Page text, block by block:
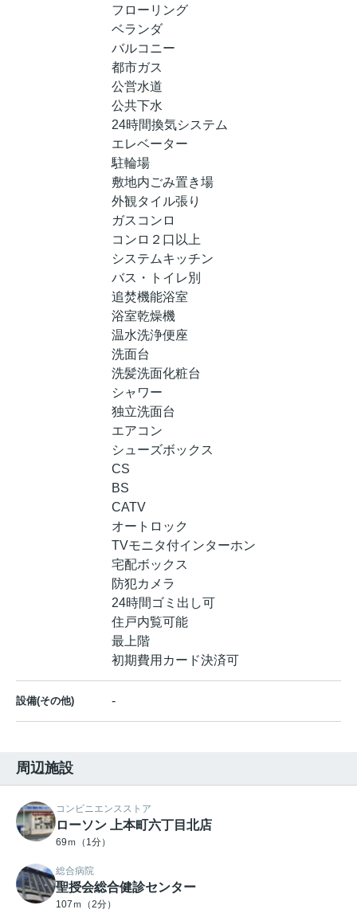
フローリング
ベランダ
バルコニー
都市ガス
公営水道
公共下水
24時間換気システム
エレベーター
駐輪場
敷地内ごみ置き場
外観タイル張り
ガスコンロ
コンロ２口以上
システムキッチン
バス・トイレ別
追焚機能浴室
浴室乾燥機
温水洗浄便座
洗面台
洗髪洗面化粧台
シャワー
独立洗面台
エアコン
シューズボックス
CS
BS
CATV
オートロック
TVモニタ付インターホン
宅配ボックス
防犯カメラ
24時間ゴミ出し可
住戸内覧可能
最上階
初期費用カード決済可
設備(その他) -
周辺施設
コンビニエンスストア
ローソン 上本町六丁目北店
69ｍ（1分）
総合病院
聖授会総合健診センター
107ｍ（2分）